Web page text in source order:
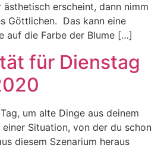
erscheint, dann nimm
Göttlichen. Das kann eine
auf die Farbe der Blume […]
für Dienstag
um alte Dinge aus deinem
einer Situation, von der du schon
diesem Szenarium heraus